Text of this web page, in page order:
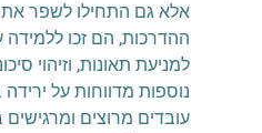
אלא גם התחילו לשפר את
ההדרכות, הם זכו ללמידה
למניעת תאונות, וזיהוי
נוספות מדווחות על
עובדים מרוצים